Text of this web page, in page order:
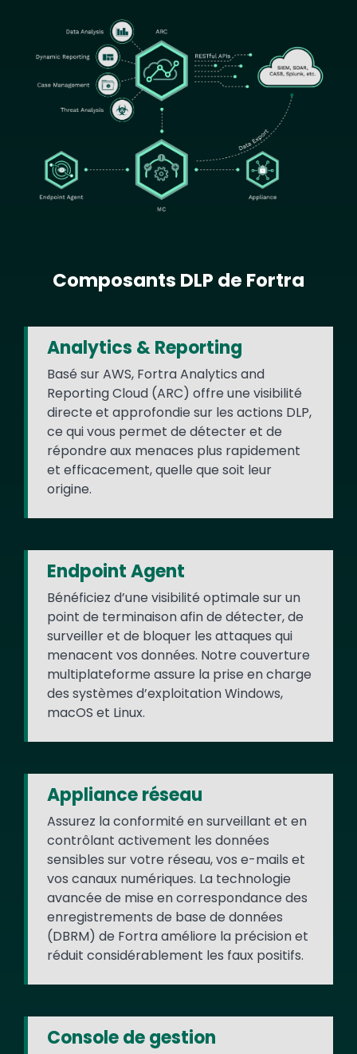
Composants DLP de Fortra
Analytics & Reporting
Basé sur AWS, Fortra Analytics and
Reporting Cloud (ARC) offre une visibilité
directe et approfondie sur les actions DLP,
ce qui vous permet de détecter et de
répondre aux menaces plus rapidement
et efficacement, quelle que soit leur
origine.
Endpoint Agent
Bénéficiez d’une visibilité optimale sur un
point de terminaison afin de détecter, de
surveiller et de bloquer les attaques qui
menacent vos données. Notre couverture
multiplateforme assure la prise en charge
des systèmes d’exploitation Windows,
macOS et Linux.
Appliance réseau
Assurez la conformité en surveillant et en
contrôlant activement les données
sensibles sur votre réseau, vos e-mails et
vos canaux numériques. La technologie
avancée de mise en correspondance des
enregistrements de base de données
(DBRM) de Fortra améliore la précision et
réduit considérablement les faux positifs.
Console de gestion